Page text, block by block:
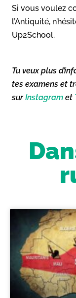
Si vous voulez
l’Antiquité,
Up2School.
Tu veux plus
tes examens et
surInstagram et